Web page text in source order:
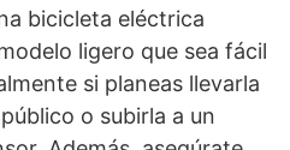
bicicleta eléctrica
ligero que sea fácil
si planeas llevarla
o subirla a un